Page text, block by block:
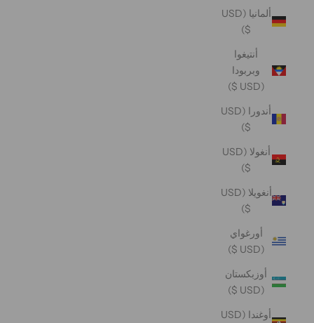
ألمانيا (USD
$)
أنتيغوا
وبربودا
(USD $)
أندورا (USD
$)
أنغولا (USD
$)
أنغويلا (USD
$)
أورغواي
(USD $)
أوزبكستان
(USD $)
أوغندا (USD